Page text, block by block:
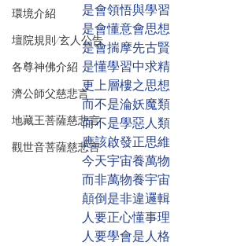
環境介紹
壇院規則/玄人公告
各尊神佛介紹
濟公師父慈悲言
地藏王菩薩慈悲言
觀世音菩薩慈悲言
是會領悟與學習
是會懂意會思想
是會揣摩先古賢
是懂學習中求精
更上層樓之思想
而不是淪妖魔類
而不是學惡人類
應該啟發正思維
今天宇宙養萬物
而非萬物養宇宙
顛倒是非違邏輯
人要正心懂事理
人要學會是人格